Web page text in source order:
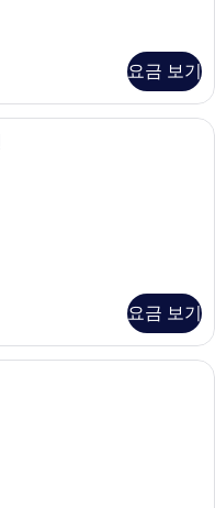
요금 보기
다드룸, 퀸사이즈침대 2개, 금연 |
요금 보기
침구, 필로우탑 침대, 미니바, 책상